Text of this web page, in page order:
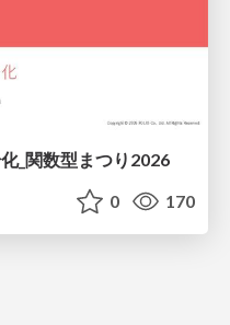
_関数型まつり2026
0 170